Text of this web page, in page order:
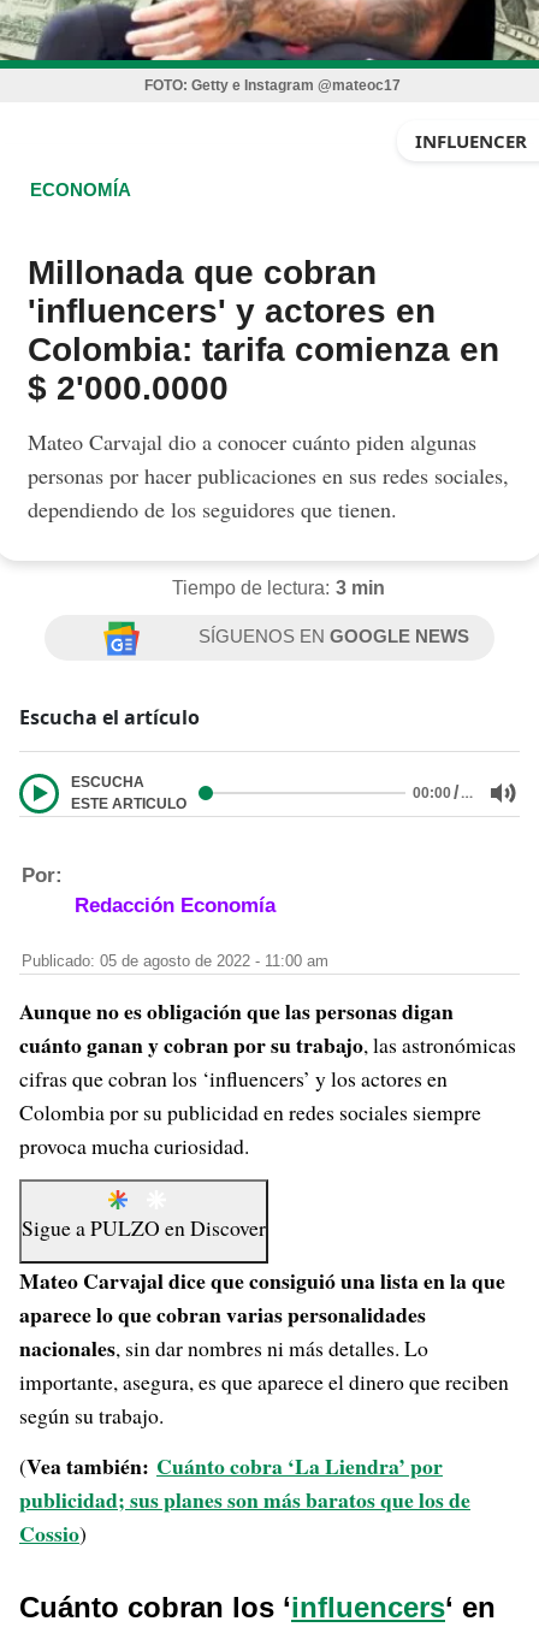
FOTO: Getty e Instagram @mateoc17
INFLUENCER
ECONOMÍA
Millonada que cobran
'influencers' y actores en
Colombia: tarifa comienza en
$ 2'000.0000
Mateo Carvajal dio a conocer cuánto piden algunas
personas por hacer publicaciones en sus redes sociales,
dependiendo de los seguidores que tienen.
Tiempo de lectura: 3 min
SÍGUENOS ENGOOGLE NEWS
Escucha el artículo
ESCUCHA
ESTE ARTICULO
00:00/…
Por:
Redacción Economía
Publicado: 05 de agosto de 2022 - 11:00 am
Aunque no es obligación que las personas digan
cuánto ganan y cobran por su trabajo, las astronómicas
cifras que cobran los ‘influencers’ y los actores en
Colombia por su publicidad en redes sociales siempre
provoca mucha curiosidad.
Sigue aPULZO enDiscover
Mateo Carvajal dice que consiguió una lista en la que
aparece lo que cobran varias personalidades
nacionales, sin dar nombres ni más detalles. Lo
importante, asegura, es que aparece el dinero que reciben
según su trabajo.
(Vea también: Cuánto cobra ‘La Liendra’ por
publicidad; sus planes son más baratos que los de
Cossio)
Cuánto cobran los ‘influencers‘ en